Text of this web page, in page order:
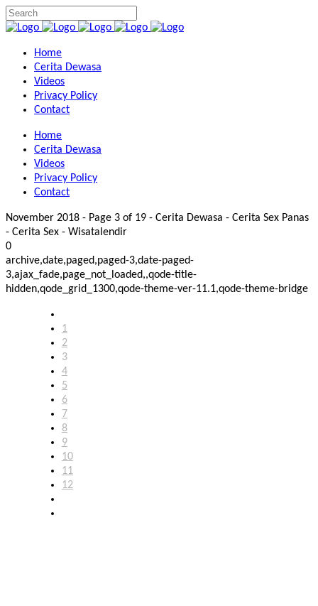
Home
Cerita Dewasa
Videos
Privacy Policy
Contact
Home
Cerita Dewasa
Videos
Privacy Policy
Contact
November 2018 - Page 3 of 19 - Cerita Dewasa - Cerita Sex Panas
- Cerita Sex - Wisatalendir
0
archive,date,paged,paged-3,date-paged-
3,ajax_fade,page_not_loaded,,qode-title-
hidden,qode_grid_1300,qode-theme-ver-11.1,qode-theme-bridge
1
2
3
4
5
6
7
8
9
10
11
12